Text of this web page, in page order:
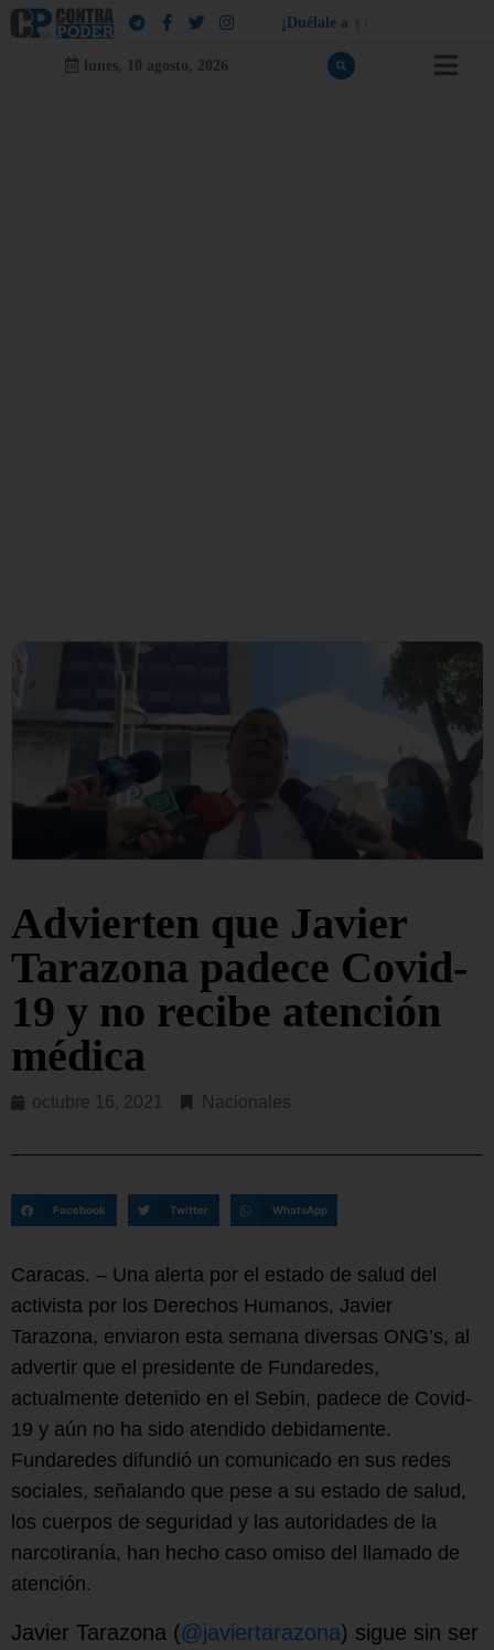
¡ Dué a e a q
lunes, 10 agosto, 2026
Advierten que Javier
Tarazona padece Covid-
19 y no recibe atención
médica
octubre 16, 2021 Nacionales
Facebook Twitter WhatsApp
Caracas. – Una alerta por el estado de salud del
activista por los Derechos Humanos, Javier
Tarazona, enviaron esta semana diversas ONG’s, al
advertir que el presidente de Fundaredes,
actualmente detenido en el Sebin, padece de Covid-
19 y aún no ha sido atendido debidamente.
Fundaredes difundió un comunicado en sus redes
sociales, señalando que pese a su estado de salud,
los cuerpos de seguridad y las autoridades de la
narcotiranía, han hecho caso omiso del llamado de
atención.
Javier Tarazona (@javiertarazona) sigue sin ser